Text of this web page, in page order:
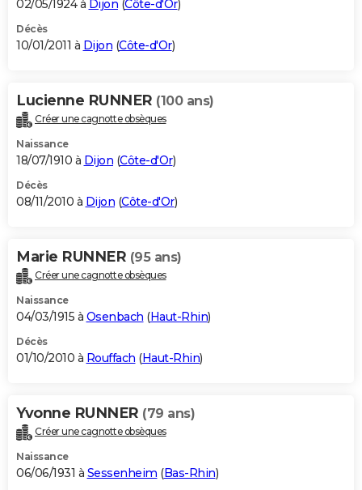
02/05/1924 à Dijon (Côte-d'Or)
Décès
10/01/2011 à Dijon (Côte-d'Or)
Lucienne RUNNER (100 ans)
Créer une cagnotte obsèques
Naissance
18/07/1910 à Dijon (Côte-d'Or)
Décès
08/11/2010 à Dijon (Côte-d'Or)
Marie RUNNER (95 ans)
Créer une cagnotte obsèques
Naissance
04/03/1915 à Osenbach (Haut-Rhin)
Décès
01/10/2010 à Rouffach (Haut-Rhin)
Yvonne RUNNER (79 ans)
Créer une cagnotte obsèques
Naissance
06/06/1931 à Sessenheim (Bas-Rhin)